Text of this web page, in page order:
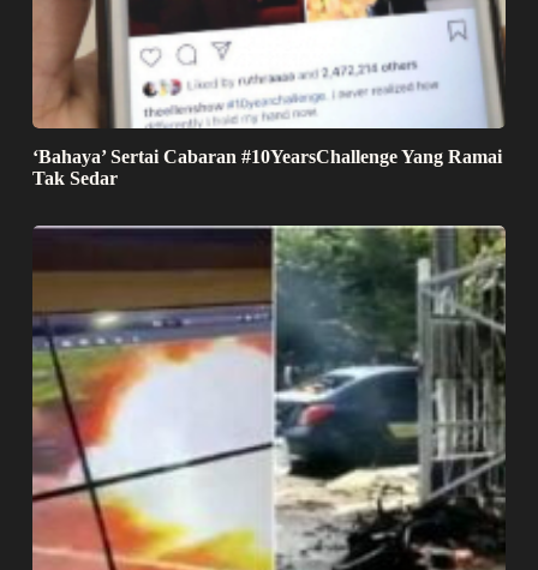
‘Bahaya’ Sertai Cabaran #10YearsChallenge Yang Ramai
Tak Sedar